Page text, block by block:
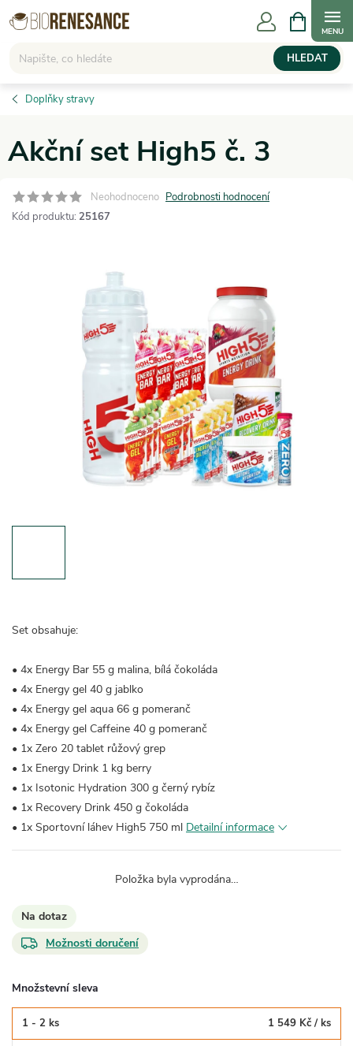
Přejít
na
HLEDAT
NÁKUPNÍ
KOŠÍK
Doplňky stravy
Akční set High5 č. 3
Neohodnoceno Podrobnosti hodnocení
Kód produktu: 25167
Set obsahuje:
• 4x Energy Bar 55 g malina, bílá čokoláda
• 4x Energy gel 40 g jablko
• 4x Energy gel aqua 66 g pomeranč
• 4x Energy gel Caffeine 40 g pomeranč
• 1x Zero 20 tablet růžový grep
• 1x Energy Drink 1 kg berry
• 1x Isotonic Hydration 300 g černý rybíz
• 1x Recovery Drink 450 g čokoláda
• 1x Sportovní láhev High5 750 ml Detailní informace
Položka byla vyprodána…
Na dotaz
Možnosti doručení
Množstevní sleva
1 - 2 ks 1 549 Kč / ks